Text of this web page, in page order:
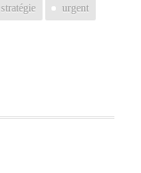
stratégie urgent